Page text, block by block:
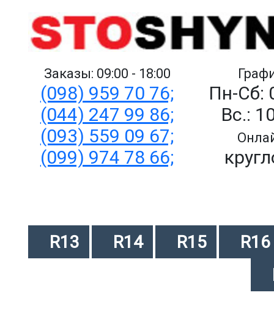
Заказы: 09:00 - 18:00
(098) 959 70 76;
(044) 247 99 86;
(093) 559 09 67;
(099) 974 78 66;
Пн-Сб:
Вс.:
R13 R14 R15
R16